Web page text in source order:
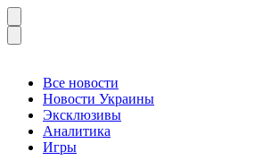
Все новости
Новости Украины
Эксклюзивы
Аналитика
Игры